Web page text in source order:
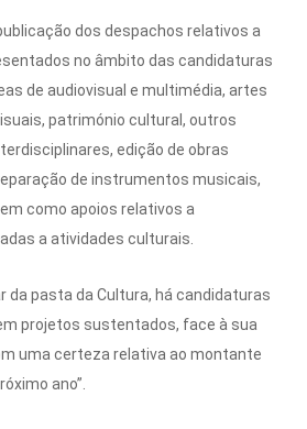
dos despachos relativos a
no âmbito das candidaturas
de audiovisual e multimédia, artes
património cultural, outros
edição de obras
de instrumentos musicais,
como apoios relativos a
a atividades culturais.
da pasta da Cultura, há candidaturas
projetos sustentados, face à sua
uma certeza relativa ao montante
ano”.